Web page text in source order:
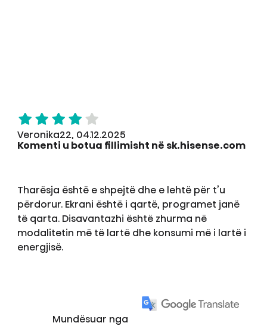
Veronika22, 04.12.2025
Komenti u botua fillimisht në sk.hisense.com
Tharësja është e shpejtë dhe e lehtë për t’u
përdorur. Ekrani është i qartë, programet janë
të qarta. Disavantazhi është zhurma në
modalitetin më të lartë dhe konsumi më i lartë i
energjisë.
Mundësuar nga